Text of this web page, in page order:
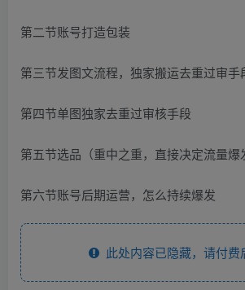
第二节账号打造包装
第三节发图文流程，独家搬运去重过审手
第四节单图独家去重过审核手段
第五节选品（重中之重，直接决定流量爆
第六节账号后期运营，怎么持续爆发
此处内容已隐藏，请付费